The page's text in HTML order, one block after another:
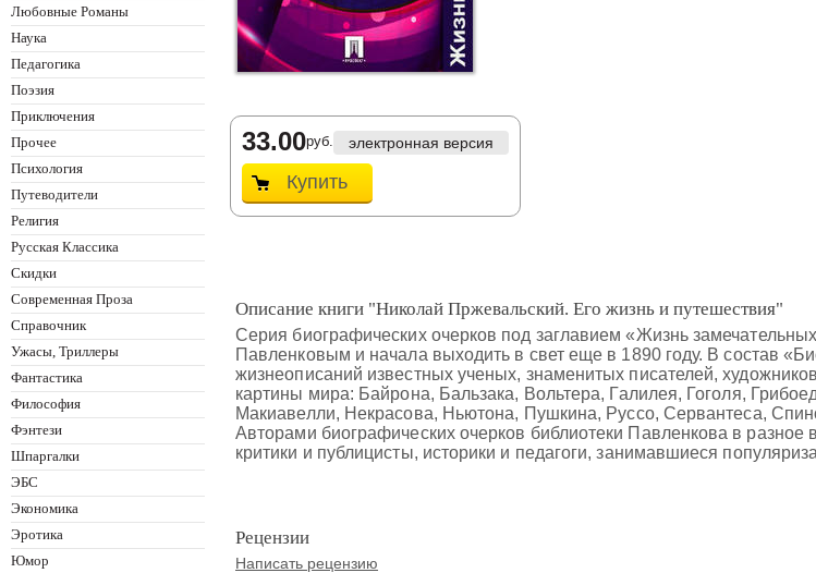
Любовные Романы
Наука
Педагогика
Поэзия
Приключения
Прочее
Психология
Путеводители
Религия
Русская Классика
Скидки
Современная Проза
Справочник
Ужасы, Триллеры
Фантастика
Философия
Фэнтези
Шпаргалки
ЭБС
Экономика
Эротика
Юмор
33.00руб. электронная версия
Купить
Описание книги "Николай Пржевальский. Его жизнь и путешествия"
Серия биографических очерков под заглавием «Жизнь
Павленковым и начала выходить в свет еще в 1890 году. В состав
жизнеописаний известных ученых, знаменитых писателей,
картины мира: Байрона, Бальзака, Вольтера, Галилея, Гоголя,
Макиавелли, Некрасова, Ньютона, Пушкина, Руссо, Сервантеса,
Авторами биографических очерков библиотеки Павленкова в
критики и публицисты, историки и педагоги, занимавшиеся
Рецензии
Написать рецензию